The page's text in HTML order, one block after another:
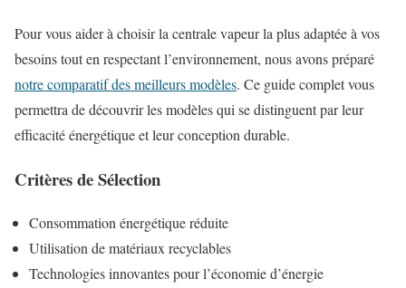
Pour vous aider à choisir la centrale vapeur la plus adaptée à vos
besoins tout en respectant l’environnement, nous avons préparé
notre comparatif des meilleurs modèles. Ce guide complet vous
permettra de découvrir les modèles qui se distinguent par leur
efficacité énergétique et leur conception durable.
Critères de Sélection
Consommation énergétique réduite
Utilisation de matériaux recyclables
Technologies innovantes pour l’économie d’énergie